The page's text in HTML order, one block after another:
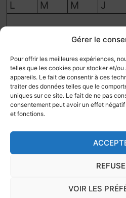
Gérer le
Pour offrir les meilleures expériences,
telles que les cookies pour stocker et/
appareils. Le fait de consentir à ces
traiter des données telles que le
uniques sur ce site. Le fait de ne pas
consentement peut avoir un effet
et fonctions.
VOIR LES
L
M M J
5 6
10
11 12 13
17
18 19 20
24
25 26 27
31
« Juil
Les Rétros du Plateau -